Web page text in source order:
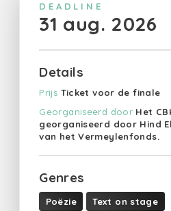
DEADLINE
31 aug. 2026
Details
Prijs Ticket voor de finale
Georganiseerd door Het
georganiseerd door Hind
van het Vermeylenfonds.
Genres
Poëzie Text on stage